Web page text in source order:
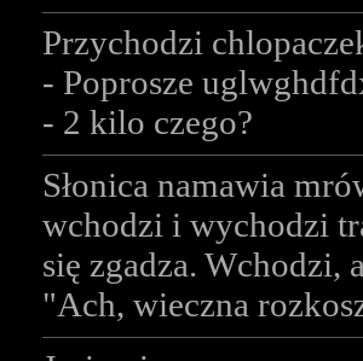
Przychodzi
- Poprosze
- 2 kilo czego?
Słonica namawia
wchodzi i wychodzi
się zgadza. Wchodzi,
"Ach, wieczna